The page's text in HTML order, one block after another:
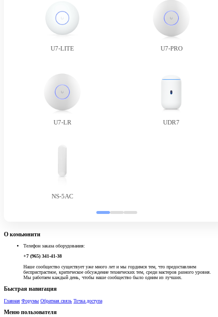
U7-LITE U7-PRO
U7-LR UDR7
NS-5AC
О комьюнити
Телефон заказа оборудования:
+7 (965) 341-41-38
Наше сообщество существует уже много лет и мы гордимся тем, что предоставляем
беспристрастное, критическое обсуждение технических тем, среди мастеров разного уровня.
Мы работаем каждый день, чтобы наше сообщество было одним из лучших.
Быстрая навигация
Главная Форумы Обратная связь Точка доступа
Меню пользователя